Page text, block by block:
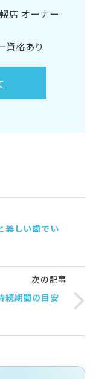
店 オーナー
資格あり
美しい歯でい
次の記事
続期間の目安